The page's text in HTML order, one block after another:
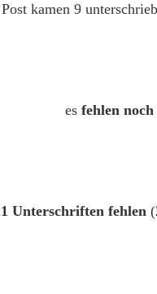
kamen 9
esfehlen noch
Unterschriften fehlen